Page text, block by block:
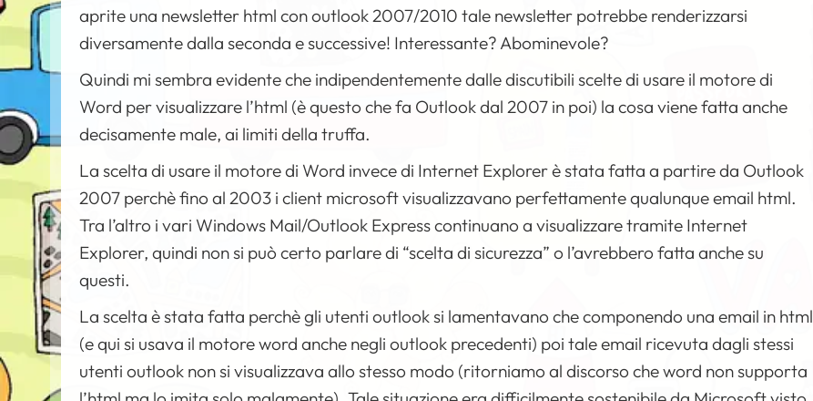
aprite una newsletter html con outlook 2007/2010 tale newsletter potrebbe renderizzarsi
diversamente dalla seconda e successive! Interessante? Abominevole?
Quindi mi sembra evidente che indipendentemente dalle discutibili scelte di usare il motore di
Word per visualizzare l’html (è questo che fa Outlook dal 2007 in poi) la cosa viene fatta anche
decisamente male, ai limiti della truffa.
La scelta di usare il motore di Word invece di Internet Explorer è stata fatta a partire da Outlook
2007 perchè fino al 2003 i client microsoft visualizzavano perfettamente qualunque email html.
Tra l’altro i vari Windows Mail/Outlook Express continuano a visualizzare tramite Internet
Explorer, quindi non si può certo parlare di “scelta di sicurezza” o l’avrebbero fatta anche su
questi.
La scelta è stata fatta perchè gli utenti outlook si lamentavano che componendo una email in html
(e qui si usava il motore word anche negli outlook precedenti) poi tale email ricevuta dagli stessi
utenti outlook non si visualizzava allo stesso modo (ritorniamo al discorso che word non supporta